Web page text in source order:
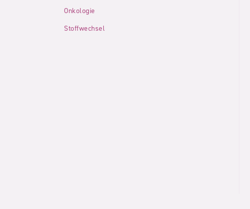
Onkologie
Stoffwechsel